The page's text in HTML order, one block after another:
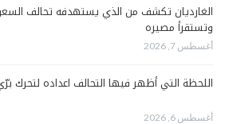
الغارديان تكشف من الذي يستهدفه تحالف
وتستقرأ مصيره
أغسطس 7, 2026
اللحظة التي أظهر فيها التحالف اعداده لتحرك
أغسطس 6, 2026